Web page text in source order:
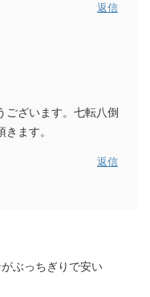
返信
ございます。七転八倒
ます。
返信
ぶっちぎりで安い